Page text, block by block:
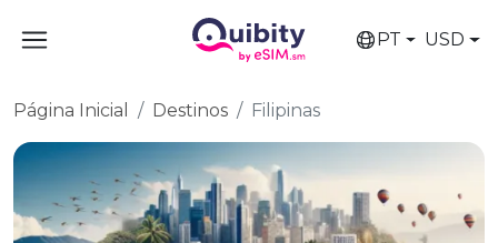
PT USD
Página Inicial Destinos Filipinas